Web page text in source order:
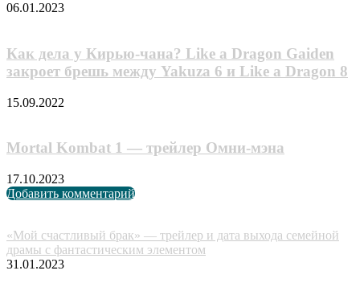
06.01.2023
Как дела у Кирью-чана? Like a Dragon Gaiden
закроет брешь между Yakuza 6 и Like a Dragon 8
15.09.2022
Mortal Kombat 1 — трейлер Омни-мэна
17.10.2023
Добавить комментарий
«Мой счастливый брак» — трейлер и дата выхода семейной
драмы с фантастическим элементом
31.01.2023